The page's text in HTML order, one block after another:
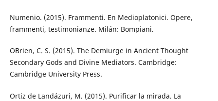
Numenio. (2015). Frammenti. En Medioplatonici. Opere,
frammenti, testimonianze. Milán: Bompiani.
O´Brien, C. S. (2015). The Demiurge in Ancient Thought
Secondary Gods and Divine Mediators. Cambridge:
Cambridge University Press.
Ortiz de Landázuri, M. (2015). Purificar la mirada. La